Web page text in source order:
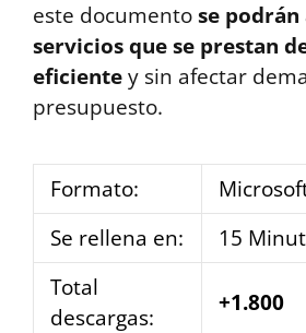
este documentose
servicios que se prestan
eficientey sin afectar
presupuesto.
Formato:
Se rellena en:
15
Total
descargas:
+1.800